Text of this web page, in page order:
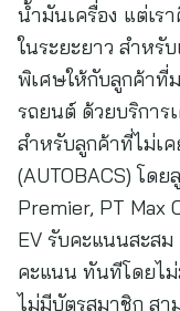
น้ำมันเครื่อง แต่เร
ในระยะยาว สำหรั
พิเศษให้กับลูกค้าที่
รถยนต์ ด้วยบริการ
สำหรับลูกค้าที่ไม่เ
(AUTOBACS) โด
Premier, PT Max
EV รับคะแนนสะส
คะแนน ทันทีโดยไ
ไม่มีบัตรสมาชิก สา